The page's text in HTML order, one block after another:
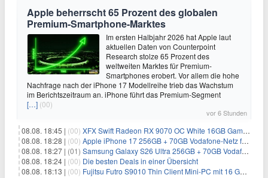
Apple beherrscht 65 Prozent des globalen
Premium-Smartphone-Marktes
Im ersten Halbjahr 2026 hat Apple laut
aktuellen Daten von Counterpoint
Research stolze 65 Prozent des
weltweiten Marktes für Premium-
Smartphones erobert. Vor allem die hohe
Nachfrage nach der iPhone 17 Modellreihe trieb das Wachstum
im Berichtszeitraum an. iPhone führt das Premium-Segment
[…] (00)
vor 6 Stunden
08.08. 18:45 | (00) XFX Swift Radeon RX 9070 OC White 16GB Gaming-Grafikkarte für 579€
08.08. 18:28 | (00) Apple iPhone 17 256GB + 70GB Vodafone-Netz für 34,99€/Monat (effektiv 6,41€/Monat)
08.08. 18:27 | (01) Samsung Galaxy S26 Ultra 256GB + 70GB Vodafone-Netz für 34,99€/Monat (effektiv 4,74€/Monat)
08.08. 18:24 | (00) Die besten Deals in einer Übersicht
08.08. 18:13 | (00) Fujitsu Futro S9010 Thin Client Mini-PC mit 16 GB RAM für 100€